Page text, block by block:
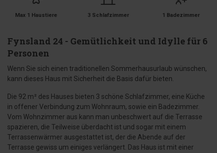
Max 1 Haustiere 3 Schlafzimmer 1 Badezimmer
Fynsland 24 - Gemütlichkeit und Idylle für 6
Personen
Wenn Sie sich einen traditionellen Sommerhausurlaub wünschen,
kann dieses Haus mit Sicherheit die Basis dafür bieten.
Die 92 m² des Hauses bieten 3 schöne Schlafzimmer, eine Küche
in offener Verbindung zum Wohnraum, sowie ein Badezimmer.
Vom Wohnzimmer aus kann man unbeschwert auf die Terrasse
spazieren, die Teilweise überdacht ist und sogar mit einem
Terrassenwärmer ausgestattet ist, der die Abende auf der
Terrasse gewiss um einiges verlängert. Das Haus ist mit einer